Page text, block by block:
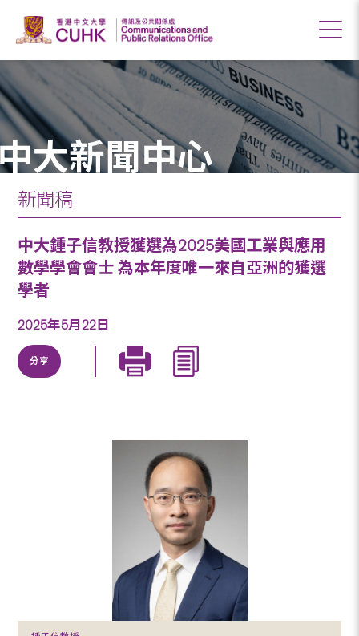
大新聞中心
新聞稿
中大鍾子信教授獲選為2025美國工業與應用
數學學會會士 為本年度唯一來自亞洲的獲選
學者
2025年5月22日
分享